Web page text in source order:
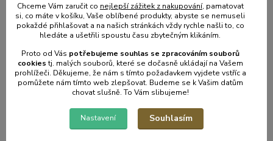
Chceme Vám zaručit co nejlepší zážitek z nakupování, pamatovat
si, co máte v košíku, Vaše oblíbené produkty, abyste se nemuseli
pokaždé přihlašovat a na našich stránkách vždy rychle našli to, co
hledáte a ušetřili spoustu času zbytečným klikáním.
Proto od Vás potřebujeme souhlas se zpracováním souborů
cookiestj. malých souborů, které se dočasně ukládají na Vašem
prohlížeči. Děkujeme, že nám s tímto požadavkem vyjdete vstříc a
pomůžete nám tímto web zlepšovat. Budeme se k Vašim datům
chovat slušně. To Vám slibujeme!
Nastavení Souhlasím